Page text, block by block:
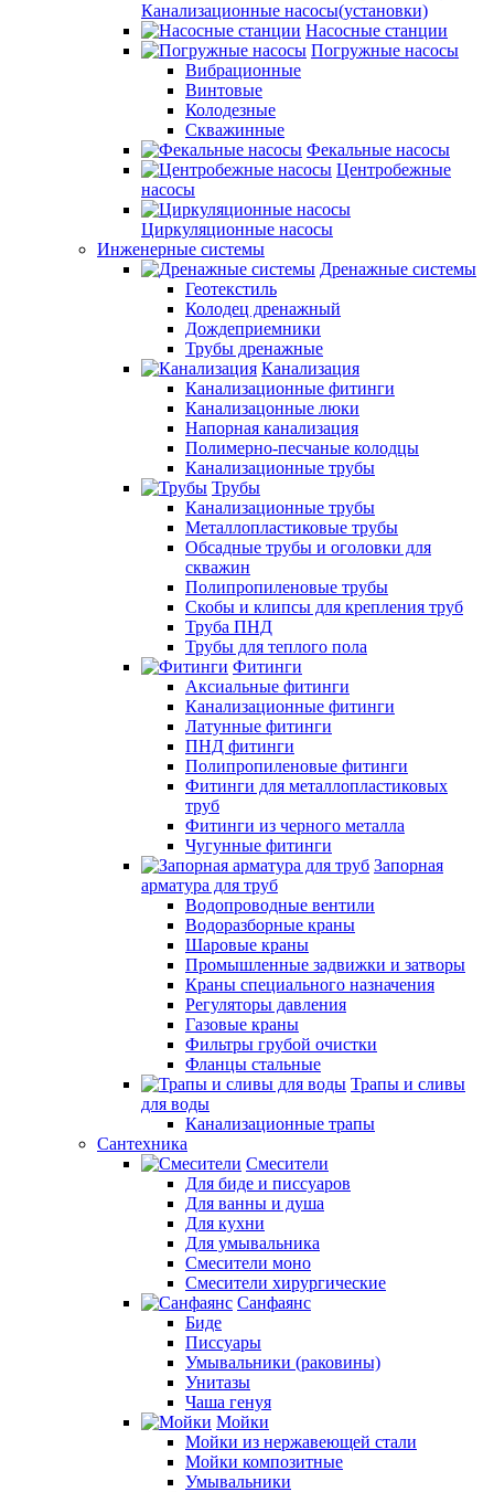
Канализационные насосы(установки)
Насосные станции
Погружные насосы
Вибрационные
Винтовые
Колодезные
Скважинные
Фекальные насосы
Центробежные
насосы
Циркуляционные насосы
Инженерные системы
Дренажные системы
Геотекстиль
Колодец дренажный
Дождеприемники
Трубы дренажные
Канализация
Канализационные фитинги
Канализацонные люки
Напорная канализация
Полимерно-песчаные колодцы
Канализационные трубы
Трубы
Канализационные трубы
Металлопластиковые трубы
Обсадные трубы и оголовки для
скважин
Полипропиленовые трубы
Скобы и клипсы для крепления труб
Труба ПНД
Трубы для теплого пола
Фитинги
Аксиальные фитинги
Канализационные фитинги
Латунные фитинги
ПНД фитинги
Полипропиленовые фитинги
Фитинги для металлопластиковых
труб
Фитинги из черного металла
Чугунные фитинги
Запорная
арматура для труб
Водопроводные вентили
Водоразборные краны
Шаровые краны
Промышленные задвижки и затворы
Краны специального назначения
Регуляторы давления
Газовые краны
Фильтры грубой очистки
Фланцы стальные
Трапы и сливы
для воды
Канализационные трапы
Сантехника
Смесители
Для биде и писсуаров
Для ванны и душа
Для кухни
Для умывальника
Смесители моно
Смесители хирургические
Санфаянс
Биде
Писсуары
Умывальники (раковины)
Унитазы
Чаша генуя
Мойки
Мойки из нержавеющей стали
Мойки композитные
Умывальники